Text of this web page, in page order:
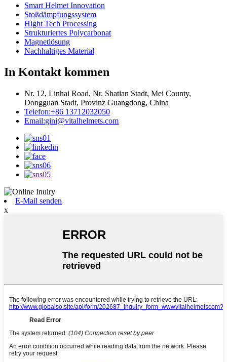
Smart Helmet Innovation
Stoßdämpfungssystem
Hight Tech Processing
Strukturiertes Polycarbonat
Magnetlösung
Nachhaltiges Material
In Kontakt kommen
Nr. 12, Linhai Road, Nr. Shatian Stadt, Mei County,
Dongguan Stadt, Provinz Guangdong, China
Telefon:+86 13712032050
Email:gini@vitalhelmets.com
E-Mail senden
x